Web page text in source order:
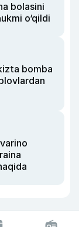
bolasini
o‘qildi
bomba